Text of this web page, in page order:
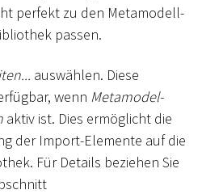
perfekt zu den Metamodell-
passen.
auswählen. Diese
wenn Metamodel-
aktiv ist. Dies ermöglicht die
der Import-Elemente auf die
Für Details beziehen Sie